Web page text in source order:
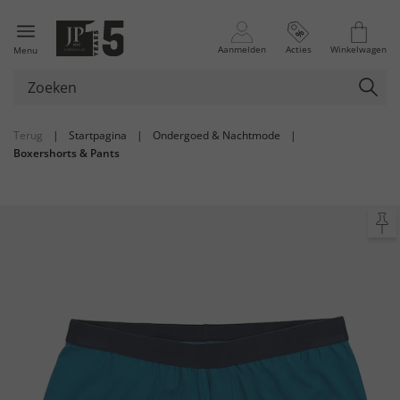
Menu Aanmelden Acties Winkelwagen
Terug | Startpagina | Ondergoed & Nachtmode
|
Boxershorts & Pants